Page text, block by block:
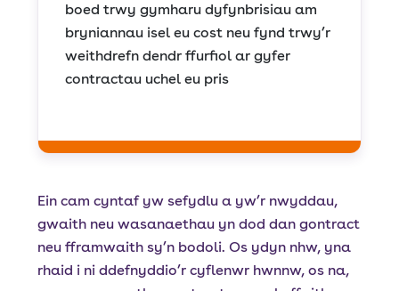
boed trwy gymharu dyfynbrisiau am
bryniannau isel eu cost neu fynd trwy’r
weithdrefn dendr ffurfiol ar gyfer
contractau uchel eu pris
Ein cam cyntaf yw sefydlu a yw’r nwyddau,
gwaith neu wasanaethau yn dod dan gontract
neu fframwaith sy’n bodoli. Os ydyn nhw, yna
rhaid i ni ddefnyddio’r cyflenwr hwnnw, os na,